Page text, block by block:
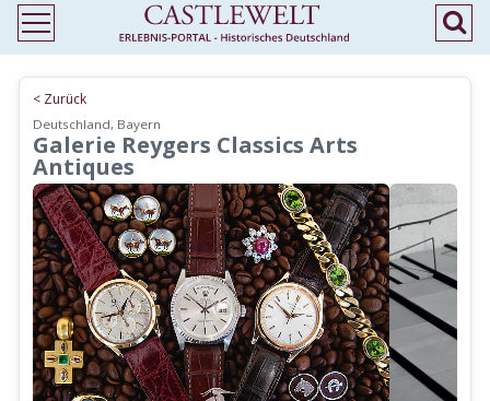
< Zurück
Deutschland, Bayern
Galerie Reygers Classics Arts
Antiques